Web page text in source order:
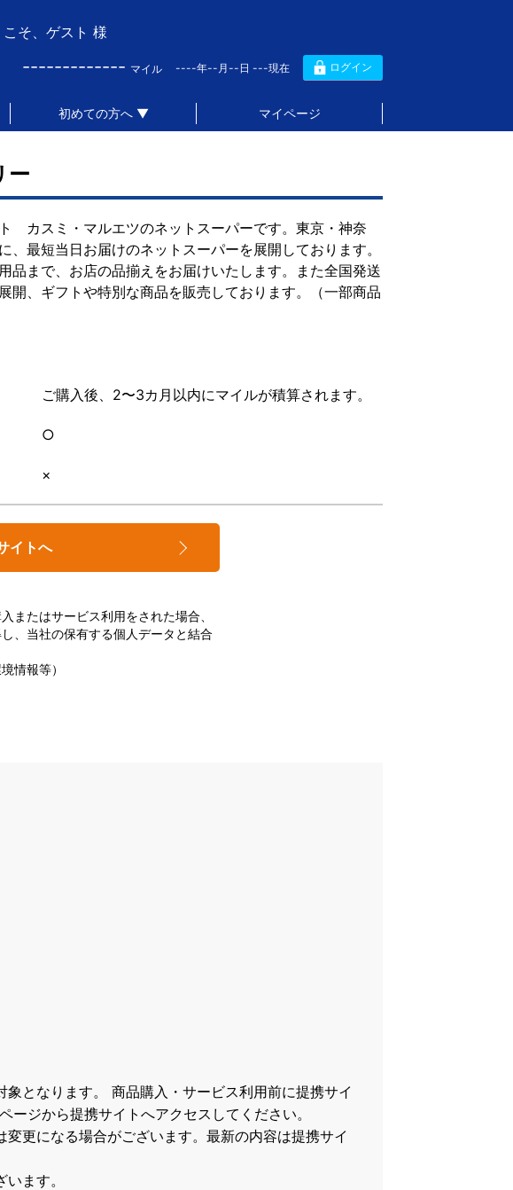
こそ、ゲスト 様
------------- マイル ----年--月--日 ---現在 ログイン
初めての方へ ▼ マイページ
ー
カスミ・マルエツのネットスーパーです。東京・神奈
、最短当日お届けのネットスーパーを展開しております。
品まで、お店の品揃えをお届けいたします。また全国発送
開、ギフトや特別な商品を販売しております。（一部商品
ご購入後、2〜3カ月以内にマイルが積算されます。
○
×
イトへ
またはサービス利用をされた場合、
、当社の保有する個人データと結合
情報等）
となります。 商品購入・サービス利用前に提携サイ
ジから提携サイトへアクセスしてください。
更になる場合がございます。最新の内容は提携サイ
ます。